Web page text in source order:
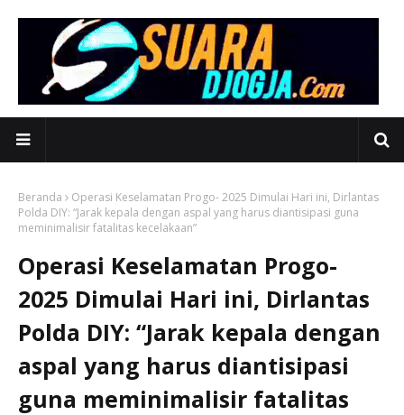
Beranda
Operasi Keselamatan Progo- 2025 Dimulai Hari ini, Dirlantas
Polda DIY: “Jarak kepala dengan aspal yang harus diantisipasi guna
meminimalisir fatalitas kecelakaan”
Operasi Keselamatan Progo-
2025 Dimulai Hari ini, Dirlantas
Polda DIY: “Jarak kepala dengan
aspal yang harus diantisipasi
guna meminimalisir fatalitas